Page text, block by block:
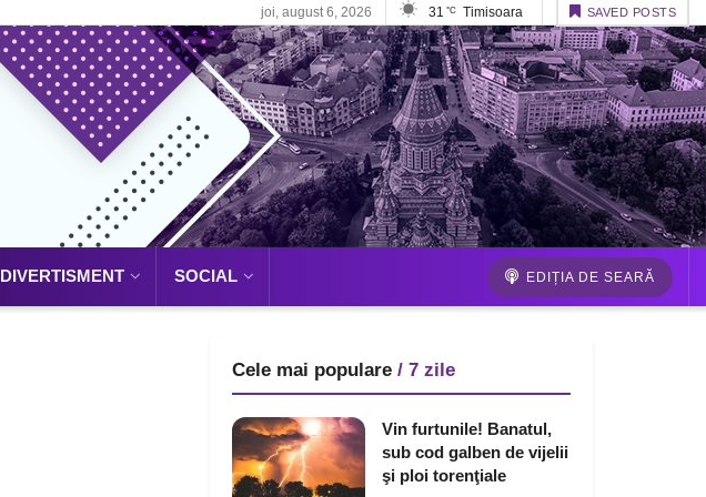
joi, august 6, 2026 31 °C Timisoara SAVED POSTS
DIVERTISMENT SOCIAL EDIȚIA DE SEARĂ
Cele mai populare / 7 zile
Vin furtunile! Banatul,
sub cod galben de vijelii
şi ploi torenţiale